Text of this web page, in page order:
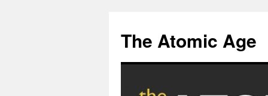
content
The Atomic Age